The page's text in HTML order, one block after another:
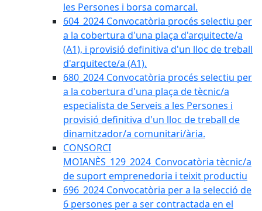
les Persones i borsa comarcal.
604_2024 Convocatòria procés selectiu per
a la cobertura d'una plaça d'arquitecte/a
(A1), i provisió definitiva d'un lloc de treball
d'arquitecte/a (A1).
680_2024 Convocatòria procés selectiu per
a la cobertura d'una plaça de tècnic/a
especialista de Serveis a les Persones i
provisió definitiva d'un lloc de treball de
dinamitzador/a comunitari/ària.
CONSORCI
MOIANÈS_129_2024_Convocatòria tècnic/a
de suport emprenedoria i teixit productiu
696_2024 Convocatòria per a la selecció de
6 persones per a ser contractada en el